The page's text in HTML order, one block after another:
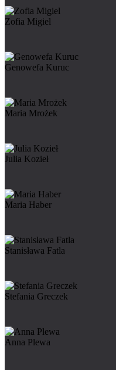
Zofia Migiel
Genowefa Kuruc
Maria Mrożek
Julia Kozieł
Maria Haber
Stanisława Fatla
Stefania Greczek
Anna Plewa